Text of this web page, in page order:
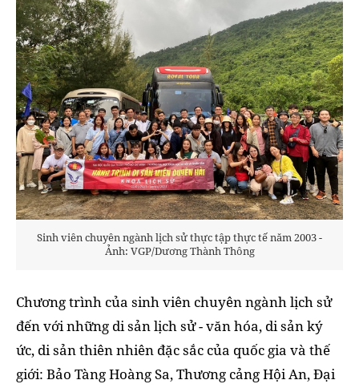
Sinh viên chuyên ngành lịch sử thực tập thực tế năm 2003 -
Ảnh: VGP/Dương Thành Thông
Chương trình của sinh viên chuyên ngành lịch sử
đến với những di sản lịch sử - văn hóa, di sản ký
ức, di sản thiên nhiên đặc sắc của quốc gia và thế
giới: Bảo Tàng Hoàng Sa,Thương cảng Hội An, Đại